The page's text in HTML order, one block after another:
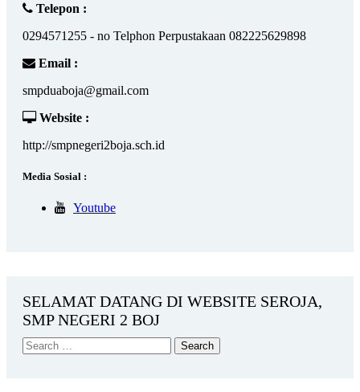
Telepon :
0294571255 - no Telphon Perpustakaan 082225629898
Email :
smpduaboja@gmail.com
Website :
http://smpnegeri2boja.sch.id
Media Sosial :
Youtube
SELAMAT DATANG DI WEBSITE SEROJA,
SMP NEGERI 2 BOJ